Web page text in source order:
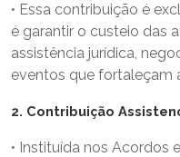
• Essa contribuição é
é garantir o custeio das
assistência jurídica,
eventos que fortaleçam
2. Contribuição
• Instituída nos Acordos